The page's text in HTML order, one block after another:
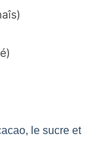
le sucre et